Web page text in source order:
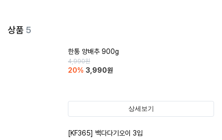
상품 5
한통 양배추 900g
4,990원
20% 3,990원
상세보기
[KF365] 백다다기오이 3입